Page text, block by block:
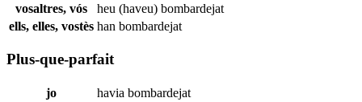
vosaltres, vós
heu (haveu) bombardejat
ells, elles, vostès han bombardejat
Plus-que-parfait
jo havia bombardejat